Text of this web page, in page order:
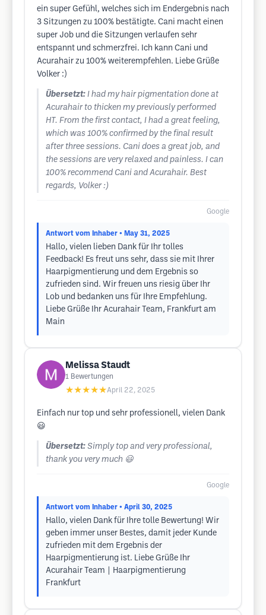
ein super Gefühl, welches sich im Endergebnis nach
3 Sitzungen zu 100% bestätigte. Cani macht einen
super Job und die Sitzungen verlaufen sehr
entspannt und schmerzfrei. Ich kann Cani und
Acurahair zu 100% weiterempfehlen. Liebe Grüße
Volker :)
Übersetzt: I had my hair pigmentation done at
Acurahair to thicken my previously performed
HT. From the first contact, I had a great feeling,
which was 100% confirmed by the final result
after three sessions. Cani does a great job, and
the sessions are very relaxed and painless. I can
100% recommend Cani and Acurahair. Best
regards, Volker :)
Google
Antwort vom Inhaber • May 31, 2025
Hallo, vielen lieben Dank für Ihr tolles
Feedback! Es freut uns sehr, dass sie mit Ihrer
Haarpigmentierung und dem Ergebnis so
zufrieden sind. Wir freuen uns riesig über Ihr
Lob und bedanken uns für Ihre Empfehlung.
Liebe Grüße Ihr Acurahair Team, Frankfurt am
Main
Melissa Staudt
1 Bewertungen
★★★★★April 22, 2025
Einfach nur top und sehr professionell, vielen Dank
😃
Übersetzt: Simply top and very professional,
thank you very much 😃
Google
Antwort vom Inhaber • April 30, 2025
Hallo, vielen Dank für Ihre tolle Bewertung! Wir
geben immer unser Bestes, damit jeder Kunde
zufrieden mit dem Ergebnis der
Haarpigmentierung ist. Liebe Grüße Ihr
Acurahair Team | Haarpigmentierung
Frankfurt